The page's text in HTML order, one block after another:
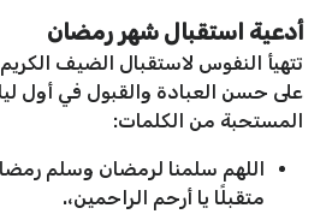
أدعية استقبال شهر رمضان
تتهيأ النفوس لاستقبال الضيف
على حسن العبادة والقبول في أول
المستحبة من الكلمات:
اللهم سلمنا لرمضان وسلم
متقبلًا يا أرحم الراحمين،.